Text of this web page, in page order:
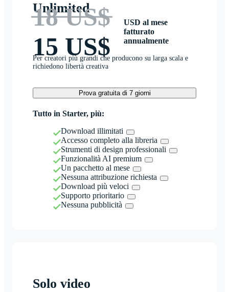
Unlimited
18 US$
15 US$
USD al mese
fatturato
annualmente
Per creatori più grandi che producono su larga scala e
richiedono libertà creativa
Prova gratuita di 7 giorni
Tutto in Starter, più:
Download illimitati
Accesso completo alla libreria
Strumenti di design professionali
Funzionalità AI premium
Un pacchetto al mese
Nessuna attribuzione richiesta
Download più veloci
Supporto prioritario
Nessuna pubblicità
Solo video